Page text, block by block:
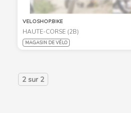
VELOSHOP.BIKE
HAUTE-CORSE (2B)
MAGASIN DE VÉLO
2 sur 2